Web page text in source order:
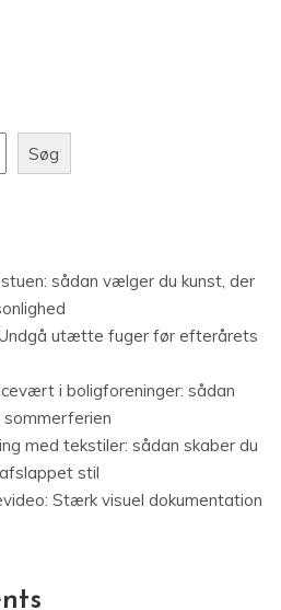
Søg
sådan vælger du kunst, der
Undgå utætte fuger før efterårets
i boligforeninger: sådan
med tekstiler: sådan skaber du
stil
Stærk visuel dokumentation